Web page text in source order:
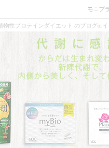
モニプ
物性プロテインダイエット のブログor